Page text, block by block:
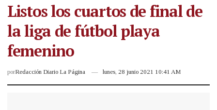
Listos los cuartos de final de
la liga de fútbol playa
femenino
porRedacción Diario La Página lunes, 28 junio 2021 10:41 AM